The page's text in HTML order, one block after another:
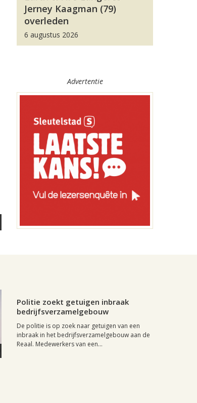
Jerney Kaagman (79)
overleden
6 augustus 2026
Advertentie
Politie zoekt getuigen inbraak
bedrijfsverzamelgebouw
De politie is op zoek naar getuigen van een
inbraak in het bedrijfsverzamelgebouw aan de
Reaal. Medewerkers van een...